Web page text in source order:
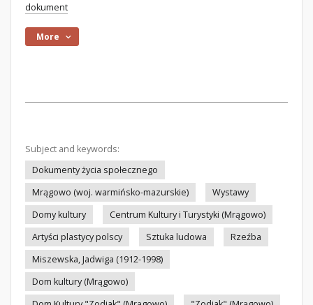
dokument
More
Subject and keywords:
Dokumenty życia społecznego
Mrągowo (woj. warmińsko-mazurskie)
Wystawy
Domy kultury
Centrum Kultury i Turystyki (Mrągowo)
Artyści plastycy polscy
Sztuka ludowa
Rzeźba
Miszewska, Jadwiga (1912-1998)
Dom kultury (Mrągowo)